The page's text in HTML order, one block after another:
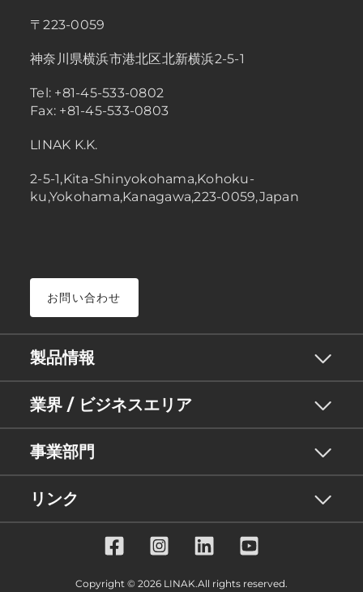
〒223-0059
神奈川県横浜市港北区北新横浜2-5-1
Tel: +81-45-533-0802
Fax: +81-45-533-0803
LINAK K.K.
2-5-1,Kita-Shinyokohama,Kohoku-
ku,Yokohama,Kanagawa,223-0059,Japan
お問い合わせ
製品情報
業界 / ビジネスエリア
事業部門
リンク
Copyright © 2026 LINAK.All rights reserved.